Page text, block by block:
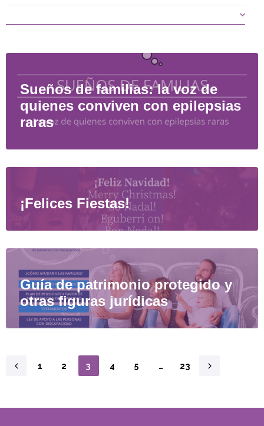
Sueños de familias: la voz de
quienes conviven con epilepsias
raras
¡Felices Fiestas!
Guía de patrimonio protegido y
otras figuras jurídicas
1 2 3 4 5 … 23